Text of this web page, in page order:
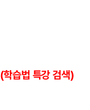
(학습법 특강 검색)